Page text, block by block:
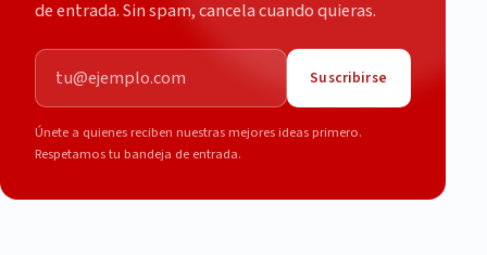
de entrada. Sin spam, cancela cuando quieras.
Correo electrónico
Suscribirse
Únete a quienes reciben nuestras mejores ideas primero.
Respetamos tu bandeja de entrada.